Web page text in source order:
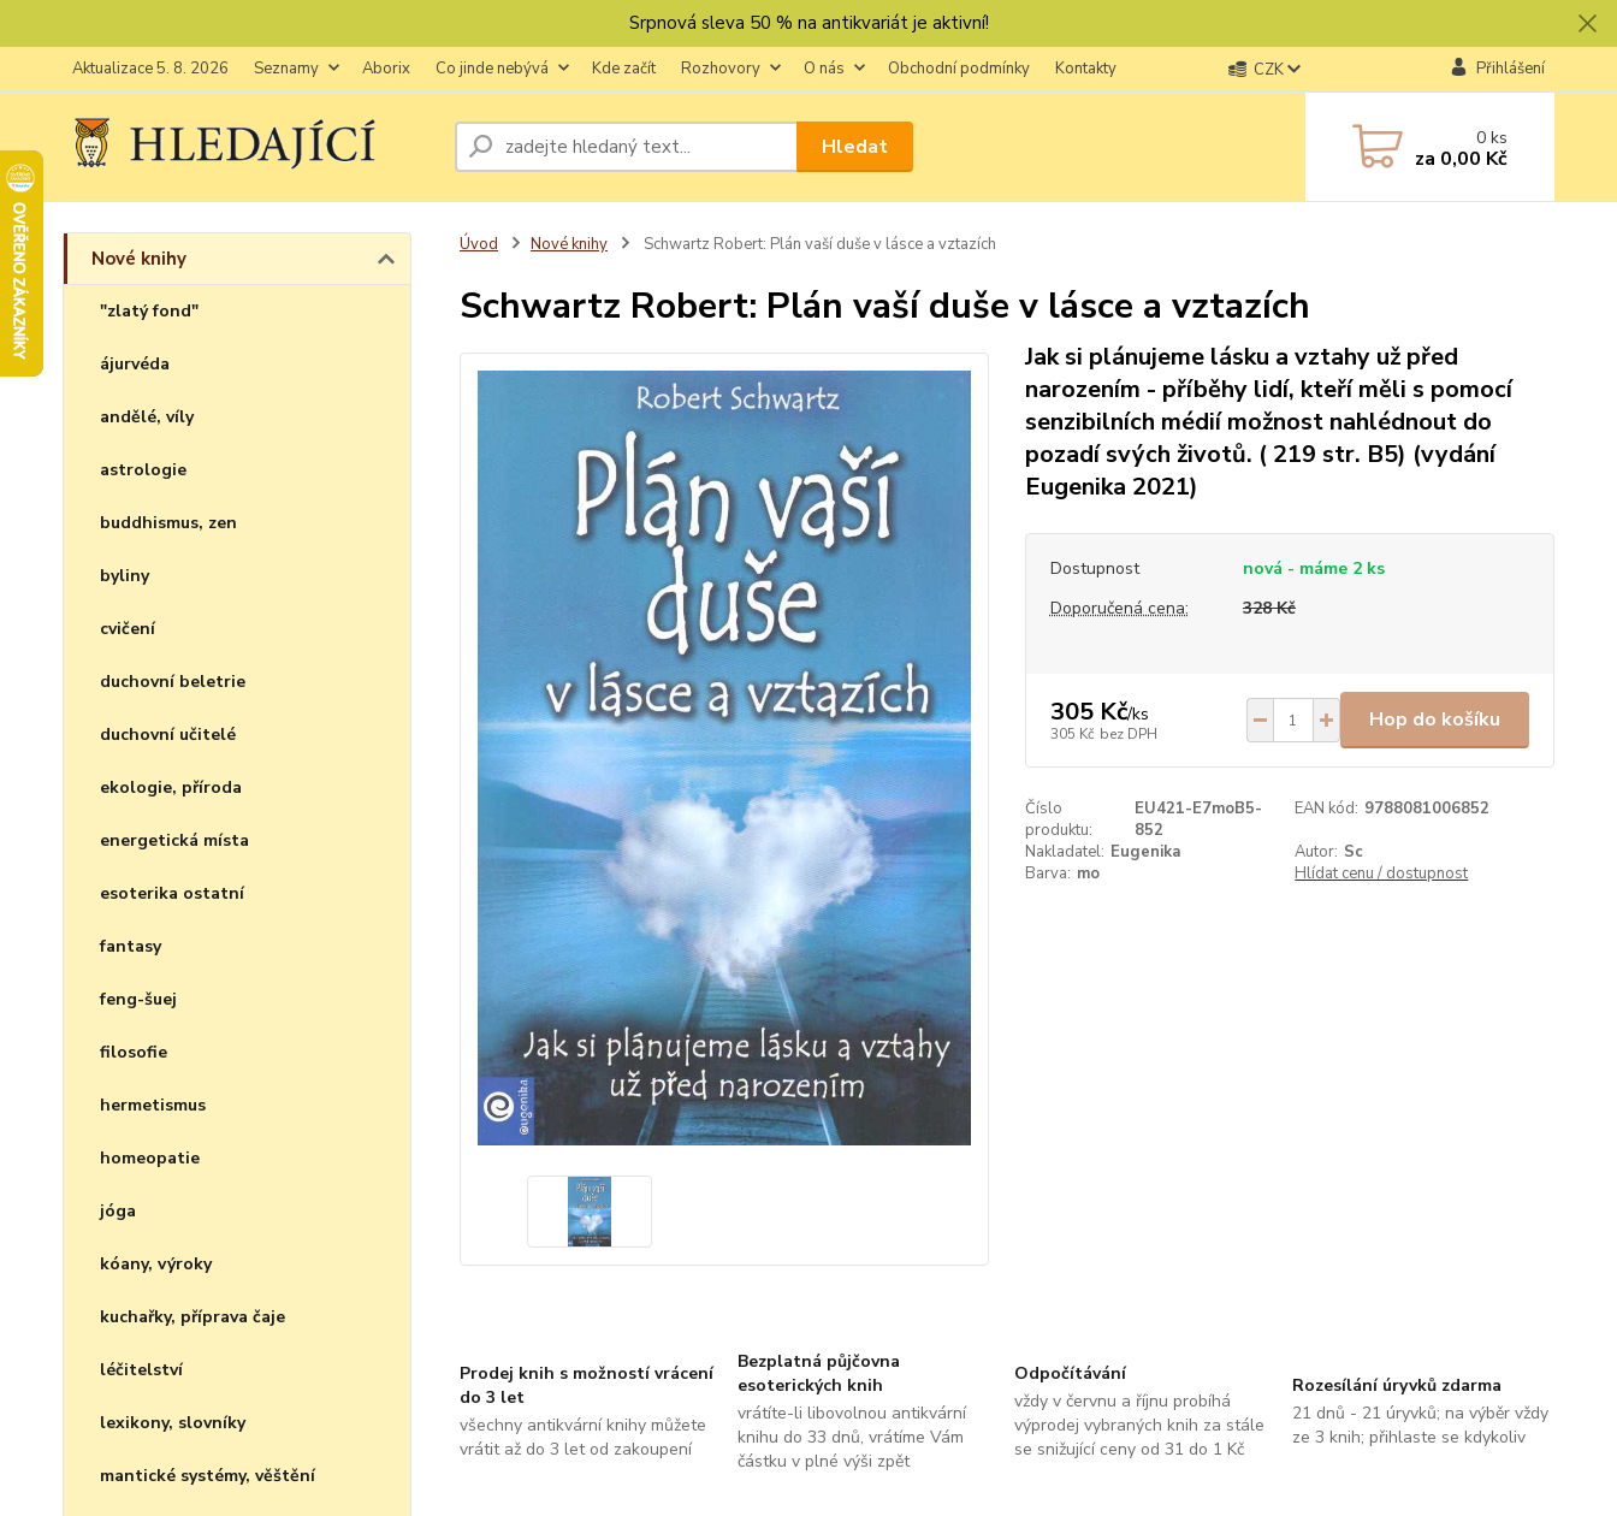
Srpnová sleva 50 % na antikvariát je aktivní!
Aktualizace 5. 8. 2026 Seznamy Aborix Co jinde nebývá Kde začít Rozhovory O nás Obchodní podmínky Kontakty CZK Přihlášení
Hledat 0ks
za 0,00 Kč
Nové knihy
"zlatý fond"
ájurvéda
andělé, víly
astrologie
buddhismus, zen
byliny
cvičení
duchovní beletrie
duchovní učitelé
ekologie, příroda
energetická místa
esoterika ostatní
fantasy
feng-šuej
filosofie
hermetismus
homeopatie
jóga
kóany, výroky
kuchařky, příprava čaje
léčitelství
lexikony, slovníky
mantické systémy, věštění
Úvod Nové knihy Schwartz Robert: Plán vaší duše v lásce a vztazích
Schwartz Robert: Plán vaší duše v lásce a vztazích
Jak si plánujeme lásku a vztahy už před
narozením - příběhy lidí, kteří měli s pomocí
senzibilních médií možnost nahlédnout do
pozadí svých životů. ( 219 str. B5) (vydání
Eugenika 2021)
Dostupnost
nová - máme 2 ks
Doporučená cena:
328 Kč
305 Kč/ks
305 Kč bez DPH
Hop do košíku
Číslo
produktu:
EU421-E7moB5-
852
EAN kód: 9788081006852
Nakladatel: Eugenika Autor: Sc
Barva: mo Hlídat cenu / dostupnost
Prodej knih s možností vrácení
do 3 let
všechny antikvární knihy můžete
vrátit až do 3 let od zakoupení
Bezplatná půjčovna
esoterických knih
vrátíte-li libovolnou antikvární
knihu do 33 dnů, vrátíme Vám
částku v plné výši zpět
Odpočítávání
vždy v červnu a říjnu probíhá
výprodej vybraných knih za stále
se snižující ceny od 31 do 1 Kč
Rozesílání úryvků zdarma
21 dnů - 21 úryvků; na výběr vždy
ze 3 knih; přihlaste se kdykoliv